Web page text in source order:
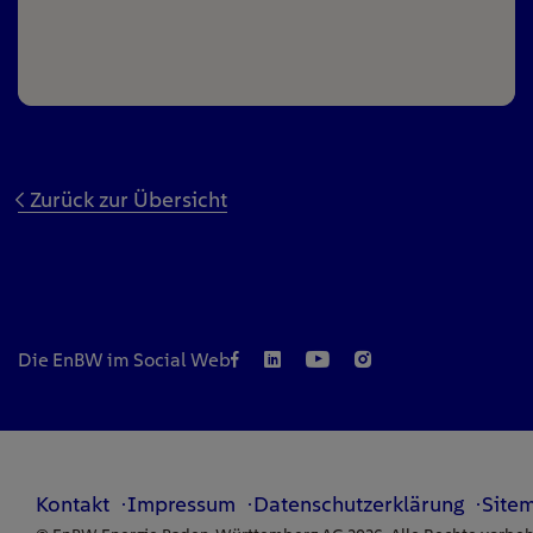
Zurück zur Übersicht
Die EnBW im Social Web
Kontakt Impressum Datenschutzerklärung